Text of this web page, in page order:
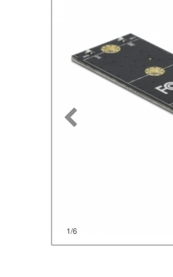
1/6